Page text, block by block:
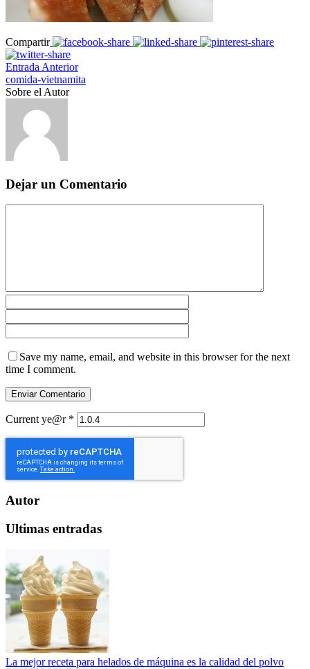
Compartir
Entrada Anterior
comida-vietnamita
Sobre el Autor
Dejar un Comentario
Save my name, email, and website in this browser for the next
time I comment.
Current ye@r *
Autor
Ultimas entradas
La mejor receta para helados de máquina es la calidad del polvo